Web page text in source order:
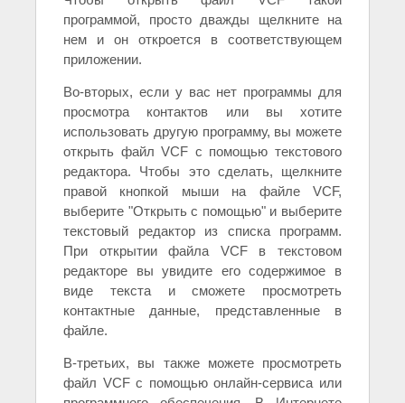
программой, просто дважды щелкните на
нем и он откроется в соответствующем
приложении.
Во-вторых, если у вас нет программы для
просмотра контактов или вы хотите
использовать другую программу, вы можете
открыть файл VCF с помощью текстового
редактора. Чтобы это сделать, щелкните
правой кнопкой мыши на файле VCF,
выберите "Открыть с помощью" и выберите
текстовый редактор из списка программ.
При открытии файла VCF в текстовом
редакторе вы увидите его содержимое в
виде текста и сможете просмотреть
контактные данные, представленные в
файле.
В-третьих, вы также можете просмотреть
файл VCF с помощью онлайн-сервиса или